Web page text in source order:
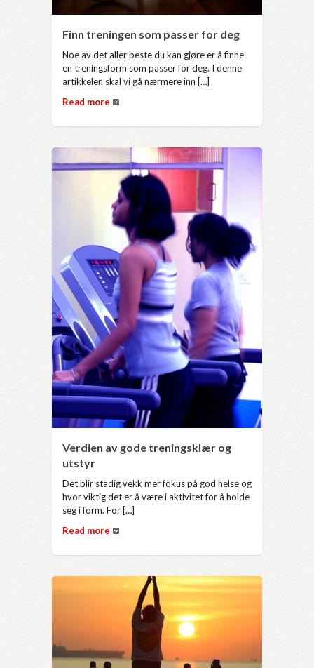
Finn treningen som passer for deg
Noe av det aller beste du kan gjøre er å finne
en treningsform som passer for deg. I denne
artikkelen skal vi gå nærmere inn […]
Read more
Verdien av gode treningsklær og
utstyr
Det blir stadig vekk mer fokus på god helse og
hvor viktig det er å være i aktivitet for å holde
seg i form. For […]
Read more